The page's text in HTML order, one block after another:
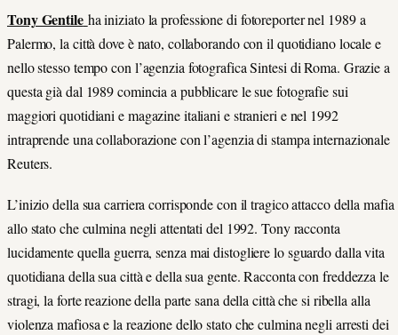
Tony Gentile ha iniziato la professione di fotoreporter nel 1989 a
Palermo, la città dove è nato, collaborando con il quotidiano locale e
nello stesso tempo con l’agenzia fotografica Sintesi di Roma. Grazie a
questa già dal 1989 comincia a pubblicare le sue fotografie sui
maggiori quotidiani e magazine italiani e stranieri e nel 1992
intraprende una collaborazione con l’agenzia di stampa internazionale
Reuters.
L’inizio della sua carriera corrisponde con il tragico attacco della mafia
allo stato che culmina negli attentati del 1992. Tony racconta
lucidamente quella guerra, senza mai distogliere lo sguardo dalla vita
quotidiana della sua città e della sua gente. Racconta con freddezza le
stragi, la forte reazione della parte sana della città che si ribella alla
violenza mafiosa e la reazione dello stato che culmina negli arresti dei